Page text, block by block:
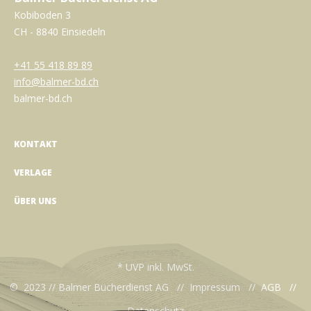
Kobiboden 3
CH - 8840 Einsiedeln
+41 55 418 89 89
info@balmer-bd.ch
balmer-bd.ch
KONTAKT
VERLAGE
ÜBER UNS
* UVP inkl. MwSt.
© 2023 // Balmer Bücherdienst AG // Impressum // AGB //